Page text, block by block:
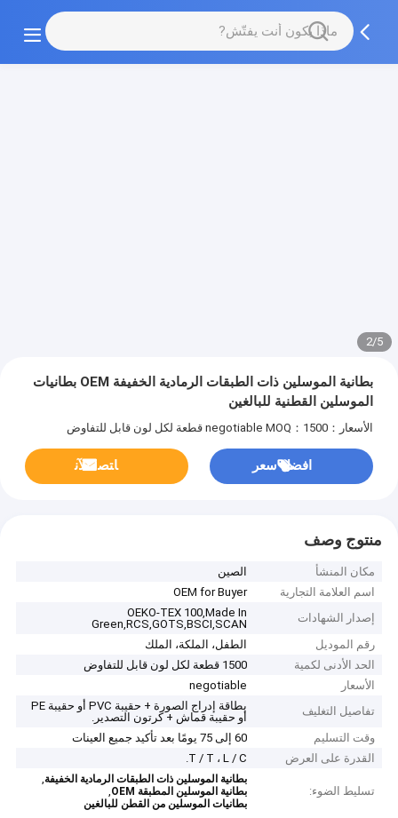
2/5
بطانية الموسلين ذات الطبقات الرمادية الخفيفة OEM بطانيات
الموسلين القطنية للبالغين
الأسعار：negotiable MOQ：1500 قطعة لكل لون قابل للتفاوض
افضل سعر ﺎﺘﺼﻟ ﺍﻶﻧ
منتوج وصف
مكان المنشأ
الصين
اسم العلامة التجارية
OEM for Buyer
إصدار الشهادات
OEKO-TEX 100,Made In
Green,RCS,GOTS,BSCI,SCAN
رقم الموديل
الطفل، الملكة، الملك
الحد الأدنى لكمية
1500 قطعة لكل لون قابل للتفاوض
الأسعار
negotiable
تفاصيل التغليف
بطاقة إدراج الصورة + حقيبة PVC أو حقيبة PE
أو حقيبة قماش + كرتون التصدير.
وقت التسليم
60 إلى 75 يومًا بعد تأكيد جميع العينات
القدرة على العرض
T / T ، L / C.
تسليط الضوء:
بطانية الموسلين ذات الطبقات الرمادية الخفيفة,
بطانية الموسلين المطبقة OEM ,
بطانيات الموسلين من القطن للبالغين